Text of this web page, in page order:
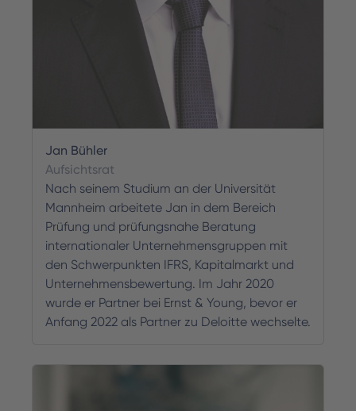
Jan Bühler
Aufsichtsrat
Nach seinem Studium an der Universität
Mannheim arbeitete Jan in dem Bereich
Prüfung und prüfungsnahe Beratung
internationaler Unternehmensgruppen mit
den Schwerpunkten IFRS, Kapitalmarkt und
Unternehmensbewertung. Im Jahr 2020
wurde er Partner bei Ernst & Young, bevor er
Anfang 2022 als Partner zu Deloitte wechselte.